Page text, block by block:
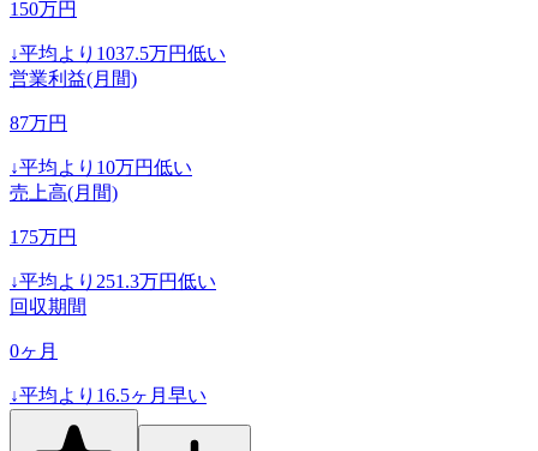
150万円
↓平均より 1037.5万円低い
営業利益(月間)
87万円
↓平均より 10万円低い
売上高(月間)
175万円
↓平均より 251.3万円低い
回収期間
0ヶ月
↓平均より 16.5ヶ月早い